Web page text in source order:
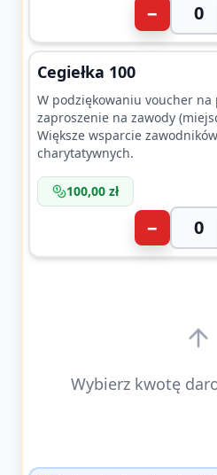
−
Cegiełka 100
W podziękowaniu voucher na
zaproszenie na zawody
Większe wsparcie
charytatywnych.
100,00 zł
−
Wybierz kwotę